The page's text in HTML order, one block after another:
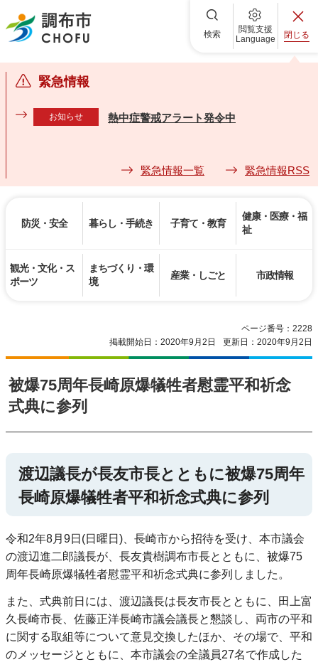
調布市 検索
閲覧支援
Language
閉じる
緊急情報
お知らせ 熱中症警戒アラート発令中
緊急情報一覧 緊急情報RSS
防災・安全 暮らし・手続き 子育て・教育
健康・医療・福
祉
観光・文化・ス
ポーツ
まちづくり・環
境
産業・しごと 市政情報
ページ番号：2228
掲載開始日：2020年9月2日
更新日：2020年9月2日
被爆75周年長崎原爆犠牲者慰霊平和祈念
式典に参列
渡辺議長が長友市長とともに被爆75周年
長崎原爆犠牲者平和祈念式典に参列
令和2年8月9日(日曜日)、長崎市から招待を受け、本市議会
の渡辺進二郎議長が、長友貴樹調布市長とともに、被爆75
周年長崎原爆犠牲者慰霊平和祈念式典に参列しました。
また、式典前日には、渡辺議長は長友市長とともに、田上富
久長崎市長、佐藤正洋長崎市議会議長と懇談し、両市の平和
に関する取組等について意見交換したほか、その場で、平和
のメッセージとともに、本市議会の全議員27名で作成した